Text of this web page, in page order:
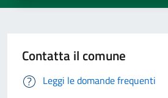
Contatta il comune
Leggi le domande frequenti